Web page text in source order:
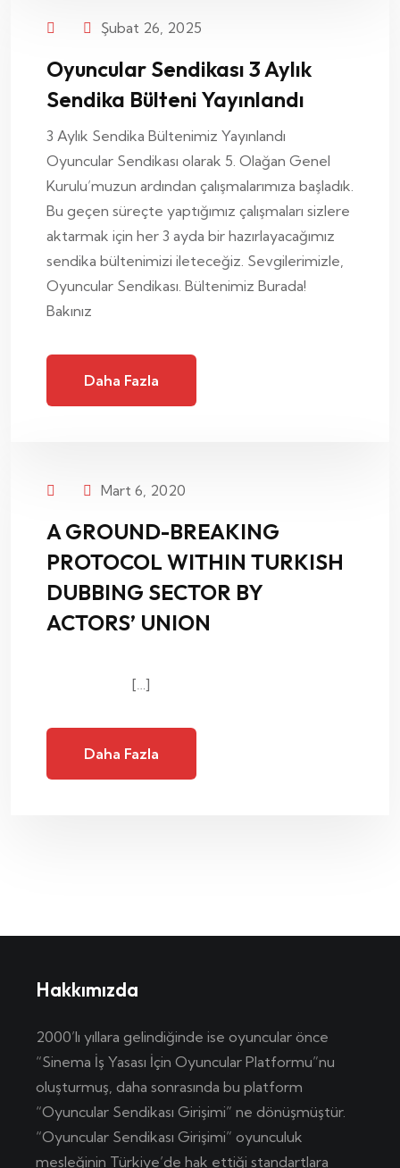
Şubat 26, 2025
Oyuncular Sendikası 3 Aylık
Sendika Bülteni Yayınlandı
3 Aylık Sendika Bültenimiz Yayınlandı
Oyuncular Sendikası olarak 5. Olağan Genel
Kurulu’muzun ardından çalışmalarımıza başladık.
Bu geçen süreçte yaptığımız çalışmaları sizlere
aktarmak için her 3 ayda bir hazırlayacağımız
sendika bültenimizi ileteceğiz. Sevgilerimizle,
Oyuncular Sendikası. Bültenimiz Burada!
Bakınız
Daha Fazla
Mart 6, 2020
A GROUND-BREAKING
PROTOCOL WITHIN TURKISH
DUBBING SECTOR BY
ACTORS’ UNION
[…]
Daha Fazla
Hakkımızda
2000’lı yıllara gelindiğinde ise oyuncular önce
“Sinema İş Yasası İçin Oyuncular Platformu”nu
oluşturmuş, daha sonrasında bu platform
“Oyuncular Sendikası Girişimi” ne dönüşmüştür.
“Oyuncular Sendikası Girişimi” oyunculuk
mesleğinin Türkiye’de hak ettiği standartlara